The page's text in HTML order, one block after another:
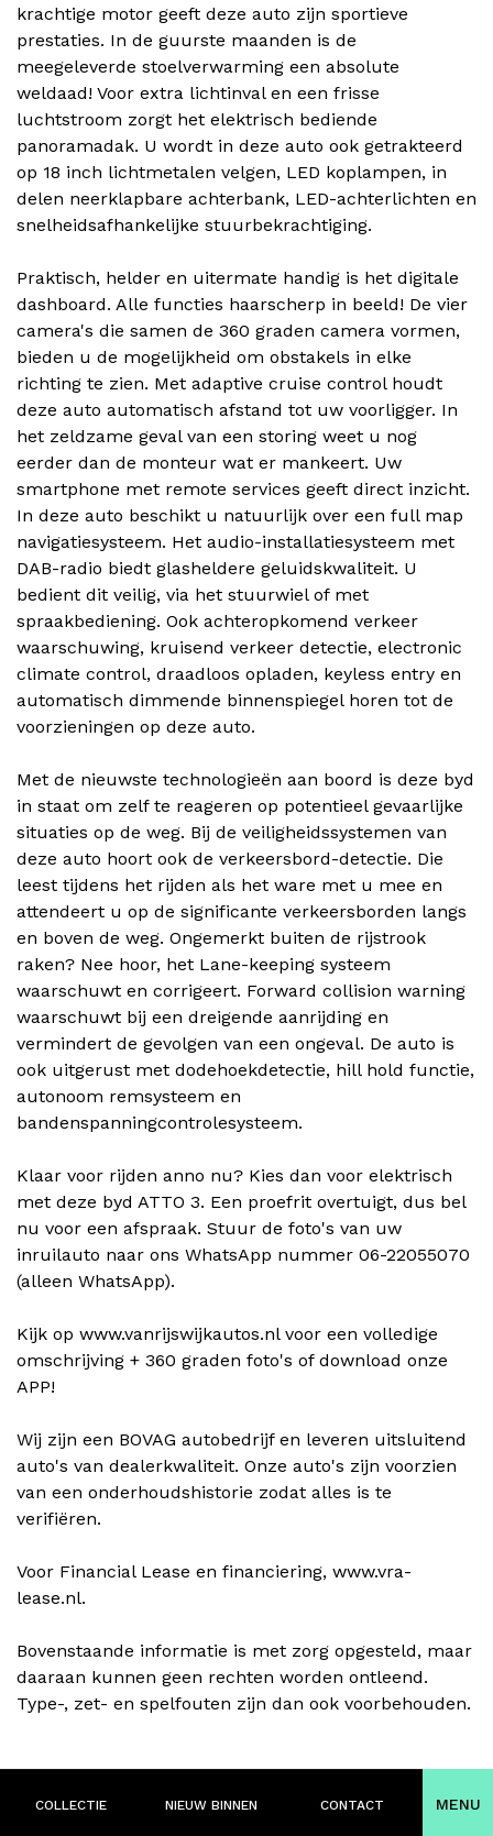
COLLECTIE NIEUW BINNEN CONTACT MENU
krachtige motor geeft deze auto zijn sportieve
prestaties. In de guurste maanden is de
meegeleverde stoelverwarming een absolute
weldaad! Voor extra lichtinval en een frisse
luchtstroom zorgt het elektrisch bediende
panoramadak. U wordt in deze auto ook getrakteerd
op 18 inch lichtmetalen velgen, LED koplampen, in
delen neerklapbare achterbank, LED-achterlichten en
snelheidsafhankelijke stuurbekrachtiging.
Praktisch, helder en uitermate handig is het digitale
dashboard. Alle functies haarscherp in beeld! De vier
camera's die samen de 360 graden camera vormen,
bieden u de mogelijkheid om obstakels in elke
richting te zien. Met adaptive cruise control houdt
deze auto automatisch afstand tot uw voorligger. In
het zeldzame geval van een storing weet u nog
eerder dan de monteur wat er mankeert. Uw
smartphone met remote services geeft direct inzicht.
In deze auto beschikt u natuurlijk over een full map
navigatiesysteem. Het audio-installatiesysteem met
DAB-radio biedt glasheldere geluidskwaliteit. U
bedient dit veilig, via het stuurwiel of met
spraakbediening. Ook achteropkomend verkeer
waarschuwing, kruisend verkeer detectie, electronic
climate control, draadloos opladen, keyless entry en
automatisch dimmende binnenspiegel horen tot de
voorzieningen op deze auto.
Met de nieuwste technologieën aan boord is deze byd
in staat om zelf te reageren op potentieel gevaarlijke
situaties op de weg. Bij de veiligheidssystemen van
deze auto hoort ook de verkeersbord-detectie. Die
leest tijdens het rijden als het ware met u mee en
attendeert u op de significante verkeersborden langs
en boven de weg. Ongemerkt buiten de rijstrook
raken? Nee hoor, het Lane-keeping systeem
waarschuwt en corrigeert. Forward collision warning
waarschuwt bij een dreigende aanrijding en
vermindert de gevolgen van een ongeval. De auto is
ook uitgerust met dodehoekdetectie, hill hold functie,
autonoom remsysteem en
bandenspanningcontrolesysteem.
Klaar voor rijden anno nu? Kies dan voor elektrisch
met deze byd ATTO 3. Een proefrit overtuigt, dus bel
nu voor een afspraak. Stuur de foto's van uw
inruilauto naar ons WhatsApp nummer 06-22055070
(alleen WhatsApp).
Kijk op www.vanrijswijkautos.nl voor een volledige
omschrijving + 360 graden foto's of download onze
APP!
Wij zijn een BOVAG autobedrijf en leveren uitsluitend
auto's van dealerkwaliteit. Onze auto's zijn voorzien
van een onderhoudshistorie zodat alles is te
verifiëren.
Voor Financial Lease en financiering, www.vra-
lease.nl.
Bovenstaande informatie is met zorg opgesteld, maar
daaraan kunnen geen rechten worden ontleend.
Type-, zet- en spelfouten zijn dan ook voorbehouden.